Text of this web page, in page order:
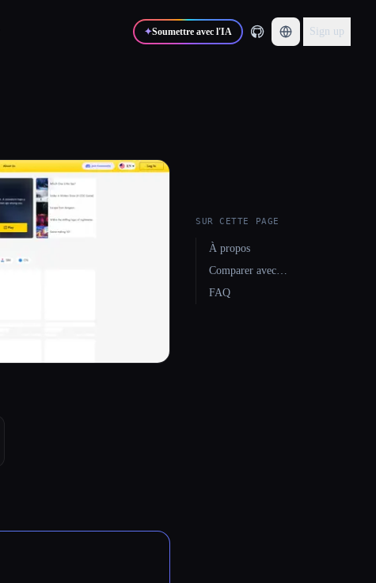
✦Soumettre avec l'IA Sign up
SUR CETTE PAGE
À propos
Comparer avec…
FAQ